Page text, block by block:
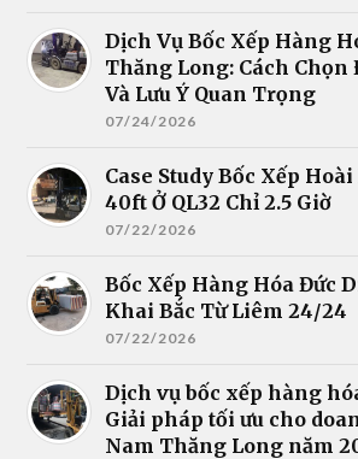
Dịch Vụ Bốc Xếp Hàng
Thăng Long: Cách Chọn
Và Lưu Ý Quan Trọng
07/24/2026
Case Study Bốc Xếp
40ft Ở QL32 Chỉ 2.5 Giờ
07/22/2026
Bốc Xếp Hàng Hóa Đức
Khai Bắc Từ Liêm 24/24
07/22/2026
Dịch vụ bốc xếp hàng
Giải pháp tối ưu cho
Nam Thăng Long năm